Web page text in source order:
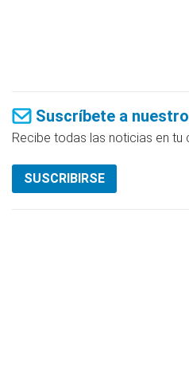
Suscríbete a
Recibe todas las noticias en tu
SUSCRIBIRSE